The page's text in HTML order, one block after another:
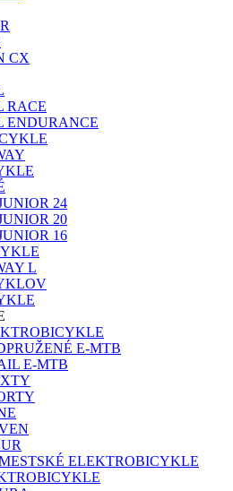
CX
RACE
ENDURANCE
24
20
16
L
E-MTB
E-MTB
ELEKTROBICYKLE